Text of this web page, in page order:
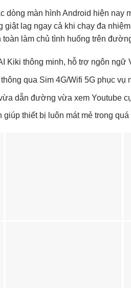
dòng màn hình Android hiện
lag ngay cả khi chạy đa
làm chủ tình huống trên
Kiki thông minh, hỗ trợ ngôn ngữ
qua Sim 4G/Wifi 5G phục
dẫn đường vừa xem Youtube
thiết bị luôn mát mẻ trong